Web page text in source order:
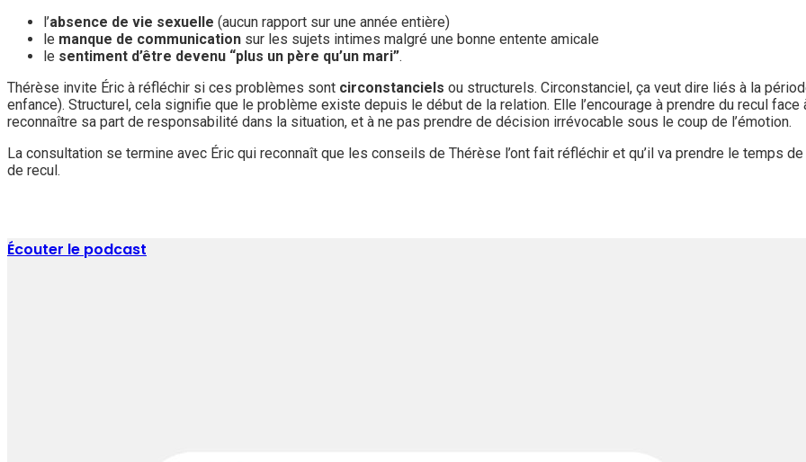
l’absence de vie sexuelle (aucun rapport sur une année entière)
le manque de communication sur les sujets intimes malgré une bonne entente amicale
le sentiment d’être devenu “plus un père qu’un mari”.
Thérèse invite Éric à réfléchir si ces problèmes sont circonstanciels ou structurels. Circonstanciel, ça veut dire liés à la
enfance). Structurel, cela signifie que le problème existe depuis le début de la relation. Elle l’encourage à prendre du recul
reconnaître sa part de responsabilité dans la situation, et à ne pas prendre de décision irrévocable sous le coup de l’émotion.
La consultation se termine avec Éric qui reconnaît que les conseils de Thérèse l’ont fait réfléchir et qu’il va prendre le temps
de recul.
Écouter le podcast